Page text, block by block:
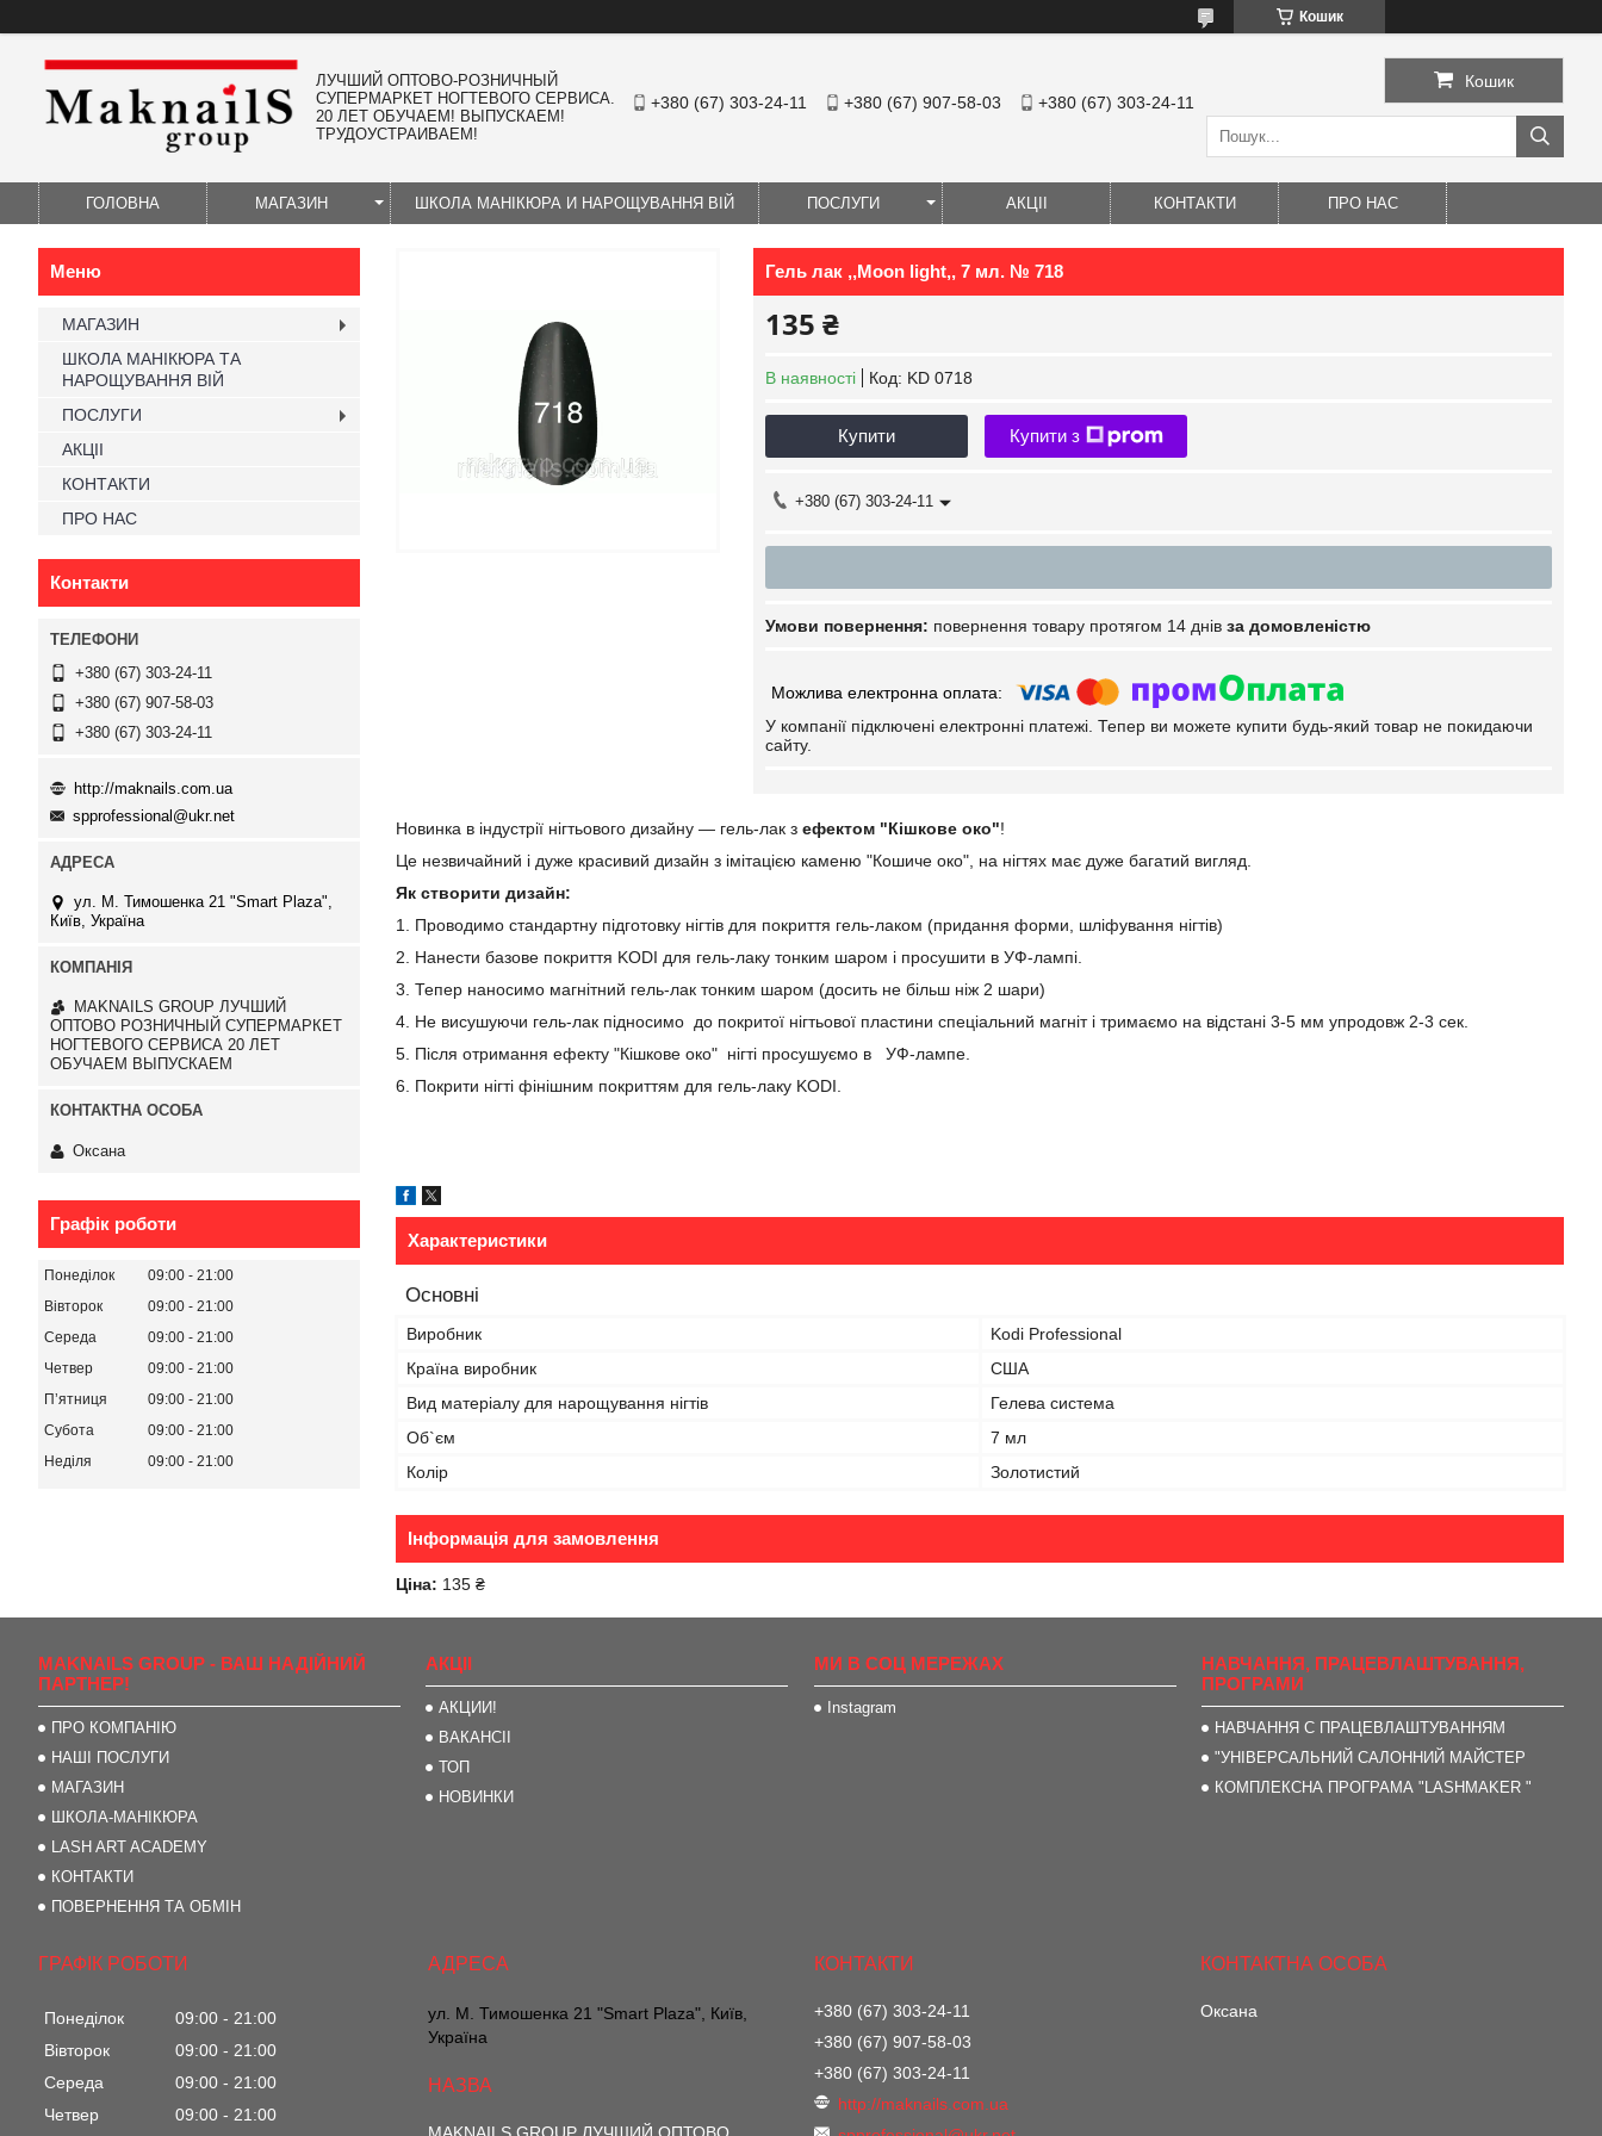
Кошик
ЛУЧШИЙ ОПТОВО-РОЗНИЧНЫЙ
СУПЕРМАРКЕТ НОГТЕВОГО СЕРВИСА.
20 ЛЕТ ОБУЧАЕМ! ВЫПУСКАЕМ!
ТРУДОУСТРАИВАЕМ!
+380 (67) 303-24-11 +380 (67) 907-58-03 +380 (67) 303-24-11
Кошик
ГОЛОВНА МАГАЗИН ШКОЛА МАНІКЮРА И НАРОЩУВАННЯ ВІЙ ПОСЛУГИ АКЦІІ КОНТАКТИ ПРО НАС
Гель лак ,,Moon light,, 7 мл. № 718
135 ₴
В наявності Код: KD 0718
Купити Купити з
+380 (67) 303-24-11
повернення товару протягом 14 днів за домовленістю
У компанії підключені електронні платежі. Тепер ви можете купити будь-який товар не покидаючи
сайту.
Новинка в індустрії нігтьового дизайну — гель-лак з ефектом "Кішкове око"!
Це незвичайний і дуже красивий дизайн з імітацією каменю "Кошиче око", на нігтях має дуже багатий вигляд.
Як створити дизайн:
1. Проводимо стандартну підготовку нігтів для покриття гель-лаком (придання форми, шліфування нігтів)
2. Нанести базове покриття KODI для гель-лаку тонким шаром і просушити в УФ-лампі.
3. Тепер наносимо магнітний гель-лак тонким шаром (досить не більш ніж 2 шари)
4. Не висушуючи гель-лак підносимо до покритої нігтьової пластини спеціальний магніт і тримаємо на відстані 3-5 мм упродовж 2-3 сек.
5. Після отримання ефекту "Кішкове око" нігті просушуємо в УФ-лампе.
6. Покрити нігті фінішним покриттям для гель-лаку KODI.
Характеристики
Основні
Виробник
Kodi Professional
Країна виробник
США
Вид матеріалу для нарощування нігтів
Гелева система
Об`єм
7 мл
Колір
Золотистий
Інформація для замовлення
Ціна: 135 ₴
МАГАЗИН
ШКОЛА МАНІКЮРА ТА
НАРОЩУВАННЯ ВІЙ
ПОСЛУГИ
АКЦІІ
КОНТАКТИ
ПРО НАС
Контакти
+380 (67) 303-24-11
+380 (67) 907-58-03
+380 (67) 303-24-11
http://maknails.com.ua
spprofessional@ukr.net
ул. М. Тимошенка 21 "Smart Plaza",
Київ, Україна
MAKNAILS GROUP ЛУЧШИЙ
ОПТОВО РОЗНИЧНЫЙ СУПЕРМАРКЕТ
НОГТЕВОГО СЕРВИСА 20 ЛЕТ
ОБУЧАЕМ ВЫПУСКАЕМ
Оксана
Графік роботи
Понеділок 09:00
21:00
Вівторок
09:00
21:00
Середа
09:00
21:00
Четвер
09:00
21:00
Пʼятниця
09:00
21:00
Субота
09:00
21:00
Неділя
09:00 21:00
MAKNAILS GROUP - ВАШ НАДІЙНИЙ
ПАРТНЕР!
ПРО КОМПАНІЮ
НАШІ ПОСЛУГИ
МАГАЗИН
ШКОЛА-МАНІКЮРА
LASH ART ACADEMY
КОНТАКТИ
ПОВЕРНЕННЯ ТА ОБМІН
АКЦІІ
АКЦИИ!
ВАКАНСІІ
ТОП
НОВИНКИ
МИ В СОЦ МЕРЕЖАХ
Instagram
НАВЧАННЯ, ПРАЦЕВЛАШТУВАННЯ,
ПРОГРАМИ
НАВЧАННЯ С ПРАЦЕВЛАШТУВАННЯМ
"УНІВЕРСАЛЬНИЙ САЛОННИЙ МАЙСТЕР
КОМПЛЕКСНА ПРОГРАМА "LASHMAKER "
ГРАФІК РОБОТИ
Понеділок 09:00
21:00
Вівторок
09:00
21:00
Середа
09:00
21:00
Четвер
09:00 21:00
ул. М. Тимошенка 21 "Smart Plaza", Київ,
Україна
+380 (67) 303-24-11
+380 (67) 907-58-03
+380 (67) 303-24-11
http://maknails.com.ua
Оксана